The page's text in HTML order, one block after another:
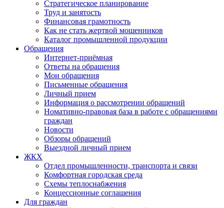
Стратегическое планирование
Труд и занятость
Финансовая грамотность
Как не стать жертвой мошенников
Каталог промышленной продукции
Обращения
Интернет-приёмная
Ответы на обращения
Мои обращения
Письменные обращения
Личный прием
Информация о рассмотрении обращений
Номативно-правовая база в работе с обращениями
граждан
Новости
Обзоры обращений
Выездной личный прием
ЖКХ
Отдел промышленности, транспорта и связи
Комфортная городская среда
Схемы теплоснабжения
Концессионные соглашения
Для граждан